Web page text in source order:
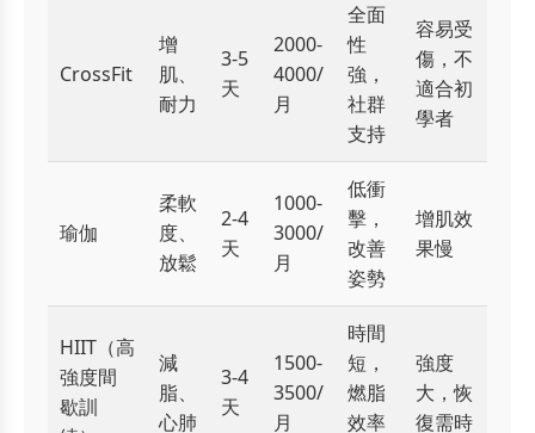
CrossFit
增
肌、
耐力
3-5
天
2000-
4000/
月
全面
性
強，
社群
支持
容易受
傷，不
適合初
學者
瑜伽
柔軟
度、
放鬆
2-4
天
1000-
3000/
月
低衝
擊，
改善
姿勢
增肌效
果慢
HIIT（高
強度間
歇訓
減
脂、
心肺
3-4
天
1500-
3500/
月
時間
短，
燃脂
效率
強度
大，恢
復需時